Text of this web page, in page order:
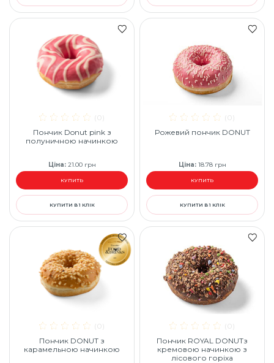
(0)
Пончик Donut pink з
полуничною начинкою
Ціна:21.00 грн
КУПИТЬ
КУПИТИ В 1 КЛІК
(0)
Рожевий пончик DONUT
Ціна:18.78 грн
КУПИТЬ
КУПИТИ В 1 КЛІК
(0)
Пончик DONUT з
карамельною начинкою
(0)
Пончик ROYAL DONUTз
кремовою начинкою з
лісового горіха